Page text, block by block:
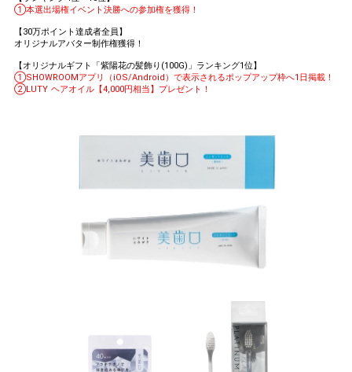
①本選出場権イベント決勝への参加権を獲得！
【30万ポイント達成者全員】
オリジナルアバター制作権獲得！
【オリジナルギフト「紫陽花の髪飾り(100G)」ランキング1位】
①SHOWROOMアプリ（iOS/Android）で表示されるポップアップ枠へ1日掲載！
②LUTY ヘアオイル【4,000円相当】プレゼント！